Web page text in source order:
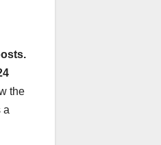
the
a